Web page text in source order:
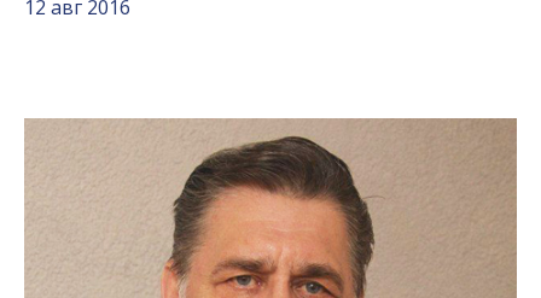
12 авг 2016